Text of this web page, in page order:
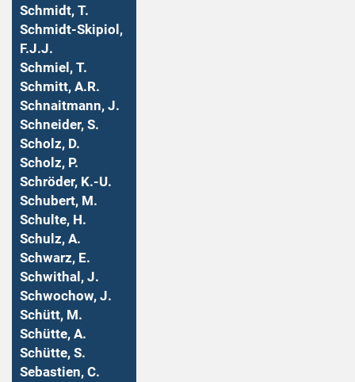
Schmidt, T.
Schmidt-Skipiol,
F.J.J.
Schmiel, T.
Schmitt, A.R.
Schnaitmann, J.
Schneider, S.
Scholz, D.
Scholz, P.
Schröder, K.-U.
Schubert, M.
Schulte, H.
Schulz, A.
Schwarz, E.
Schwithal, J.
Schwochow, J.
Schütt, M.
Schütte, A.
Schütte, S.
Sebastien, C.